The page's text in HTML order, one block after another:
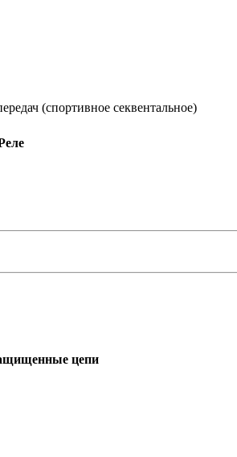
(спортивное секвентальное)
цепи